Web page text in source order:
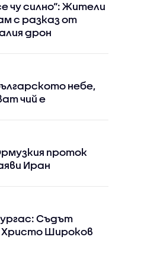
чу силно“: Жители
с разказ от
дрон
небе,
чий е
проток
Иран
Съдът
Широков